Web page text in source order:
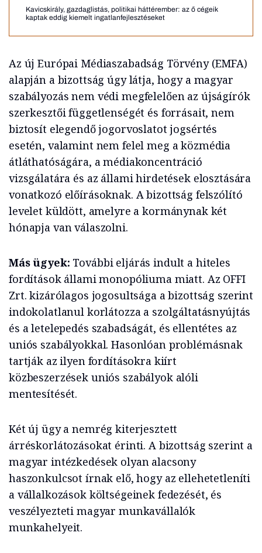
Kavicskirály, gazdaglistás, politikai háttérember: az ő cégeik
kaptak eddig kiemelt ingatlanfejlesztéseket
Az új Európai Médiaszabadság Törvény (EMFA)
alapján a bizottság úgy látja, hogy a magyar
szabályozás nem védi megfelelően az újságírók
szerkesztői függetlenségét és forrásait, nem
biztosít elegendő jogorvoslatot jogsértés
esetén, valamint nem felel meg a közmédia
átláthatóságára, a médiakoncentráció
vizsgálatára és az állami hirdetések elosztására
vonatkozó előírásoknak. A bizottság felszólító
levelet küldött, amelyre a kormánynak két
hónapja van válaszolni.
Más ügyek: További eljárás indult a hiteles
fordítások állami monopóliuma miatt. Az OFFI
Zrt. kizárólagos jogosultsága a bizottság szerint
indokolatlanul korlátozza a szolgáltatásnyújtás
és a letelepedés szabadságát, és ellentétes az
uniós szabályokkal. Hasonlóan problémásnak
tartják az ilyen fordításokra kiírt
közbeszerzések uniós szabályok alóli
mentesítését.
Két új ügy a nemrég kiterjesztett
árréskorlátozásokat érinti. A bizottság szerint a
magyar intézkedések olyan alacsony
haszonkulcsot írnak elő, hogy az ellehetetleníti
a vállalkozások költségeinek fedezését, és
veszélyezteti magyar munkavállalók
munkahelyeit.